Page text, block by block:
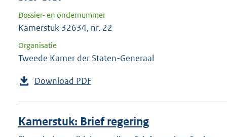
Dossier- en ondernummer
Kamerstuk 32634, nr. 22
Organisatie
Tweede Kamer der Staten-Generaal
Download PDF
Kamerstuk: Brief regering